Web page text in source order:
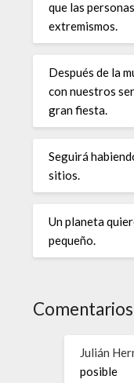
que las
extremismos.
Después de la
con nuestros
gran fiesta.
Seguirá
sitios.
Un planeta
pequeño.
Julián
posible